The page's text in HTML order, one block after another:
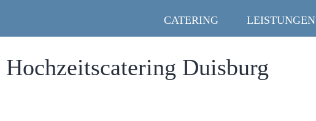
CATERING LEISTUNGEN
Hochzeitscatering Duisburg